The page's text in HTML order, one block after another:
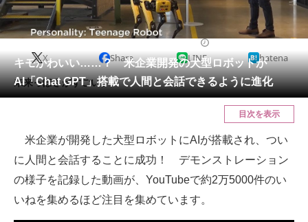
住まい 教育・育児
動物 リサーチ
会員記事
メディア
ITの今と未来を見通す
スマホと通信の最新トレンド
進化するPCとデバイスの未来
キモかわいい……？ 米企業開発の犬型ロボットが
AI「Chat GPT」搭載で人間と会話できるように進化
X Share LINE hatena
未来っぽさがすごい。
目次を表示
米企業が開発した犬型ロボットにAIが搭載され、つい
に人間と会話することに成功！ デモンストレーション
の様子を記録した動画が、YouTubeで約2万5000件のい
いねを集めるほど注目を集めています。